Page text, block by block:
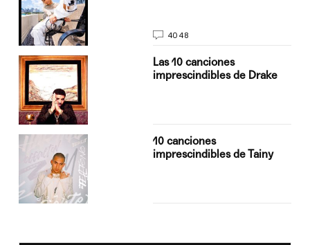
4048
Las 10 canciones
imprescindibles de Drake
10 canciones
imprescindibles de Tainy